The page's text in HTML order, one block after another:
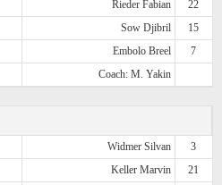
Rieder Fabian
22
Sow Djibril
15
Embolo Breel
7
Coach: M. Yakin
Widmer Silvan
3
Keller Marvin
21